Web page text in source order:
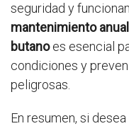
seguridad y
mantenimiento
butanoes esencial
condiciones y
peligrosas.
En resumen, si